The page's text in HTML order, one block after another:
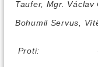
Taufer, Mgr. Václav
Bohumil Servus,
Proti: